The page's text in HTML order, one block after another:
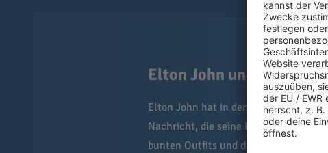
Elton John und sein
Elton John hat in der letzten Zeit
Nachricht, die seine Fans nicht kalt
bunten Outfits und der schillernden